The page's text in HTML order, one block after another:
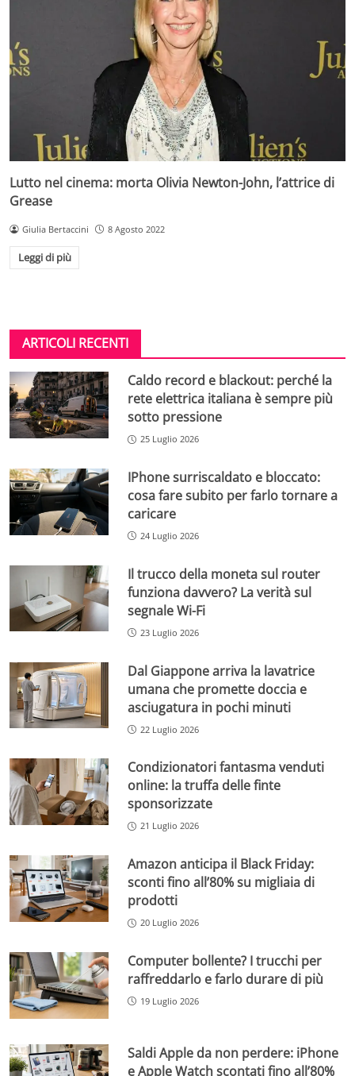
Lutto nel cinema: morta Olivia Newton-John, l’attrice di
Grease
Giulia Bertaccini 8 Agosto 2022
Leggi di più
ARTICOLI RECENTI
Caldo record e blackout: perché la
rete elettrica italiana è sempre più
sotto pressione
25 Luglio 2026
IPhone surriscaldato e bloccato:
cosa fare subito per farlo tornare a
caricare
24 Luglio 2026
Il trucco della moneta sul router
funziona davvero? La verità sul
segnale Wi-Fi
23 Luglio 2026
Dal Giappone arriva la lavatrice
umana che promette doccia e
asciugatura in pochi minuti
22 Luglio 2026
Condizionatori fantasma venduti
online: la truffa delle finte
sponsorizzate
21 Luglio 2026
Amazon anticipa il Black Friday:
sconti fino all’80% su migliaia di
prodotti
20 Luglio 2026
Computer bollente? I trucchi per
raffreddarlo e farlo durare di più
19 Luglio 2026
Saldi Apple da non perdere: iPhone
e Apple Watch scontati fino all’80%